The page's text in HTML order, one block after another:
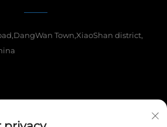
Town,XiaoShan district,